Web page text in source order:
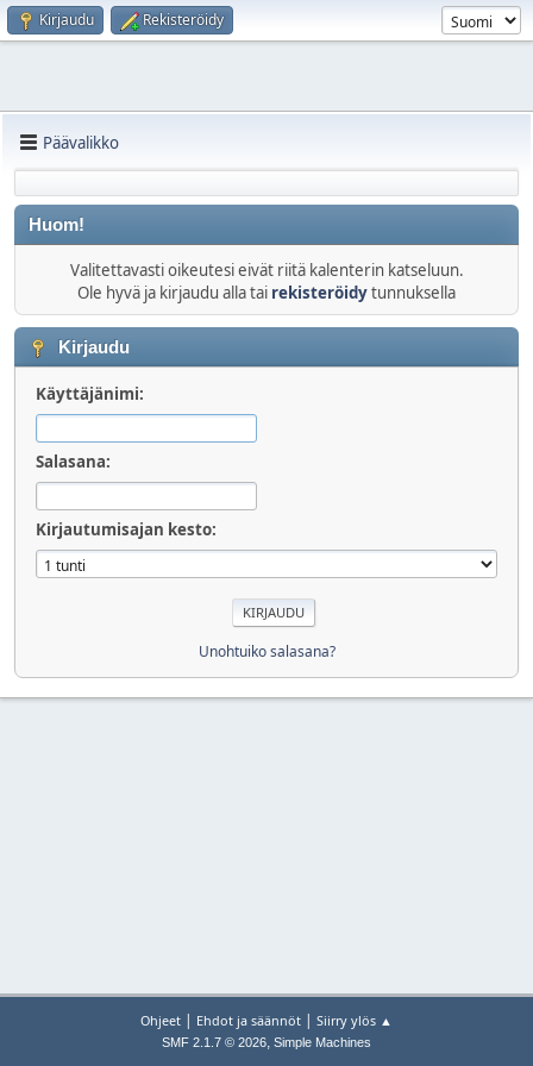
Kirjaudu Rekisteröidy
Päävalikko
Huom!
Valitettavasti oikeutesi eivät riitä kalenterin katseluun.
Ole hyvä ja kirjaudu alla tai rekisteröidytunnuksella
Kirjaudu
Käyttäjänimi:
Salasana:
Kirjautumisajan kesto:
Unohtuiko salasana?
Ohjeet | Ehdot ja säännöt | Siirry ylös ▲
SMF 2.1.7 © 2026, Simple Machines